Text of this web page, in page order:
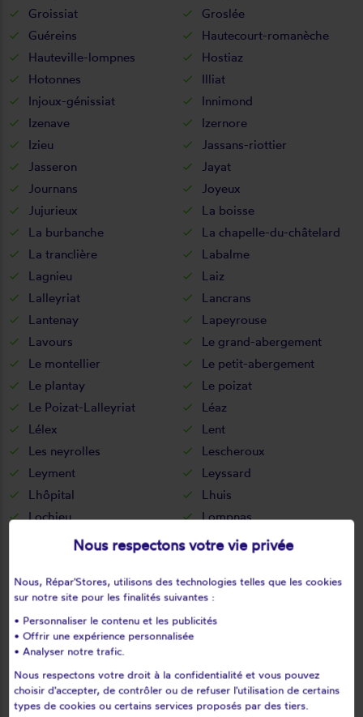
Groissiat
Groslée
Guéreins
Hautecourt-romanèche
Hauteville-lompnes
Hostiaz
Hotonnes
Illiat
Injoux-génissiat
Innimond
Izenave
Izernore
Izieu
Jassans-riottier
Jasseron
Jayat
Journans
Joyeux
Jujurieux
La boisse
La burbanche
La chapelle-du-châtelard
La tranclière
Labalme
Lagnieu
Laiz
Lalleyriat
Lancrans
Lantenay
Lapeyrouse
Lavours
Le grand-abergement
Le montellier
Le petit-abergement
Le plantay
Le poizat
Le Poizat-Lalleyriat
Léaz
Lélex
Lent
Les neyrolles
Lescheroux
Leyment
Leyssard
Lhôpital
Lhuis
Lochieu
Lompnas
Lompnieu
Loyettes
L'abergement-de-varey
Magnieu
Maillat
Malafretaz
Mantenay-montlin
Manziat
Marboz
Marignieu
Marlieux
Marsonnas
Martignat
Massieux
Massignieu-de-rives
Nous respectons votre vie privée
Nous, Répar'Stores, utilisons des technologies telles que les cookies
sur notre site pour les finalités suivantes :
• Personnaliser le contenu et les publicités
• Offrir une expérience personnalisée
• Analyser notre trafic.
Nous respectons votre droit à la confidentialité et vous pouvez
choisir d'accepter, de contrôler ou de refuser l'utilisation de certains
types de cookies ou certains services proposés par des tiers.